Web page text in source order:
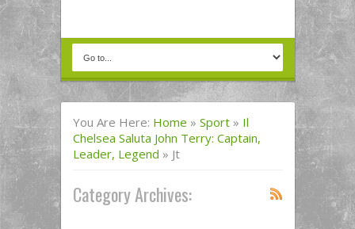
You Are Here: Home » Sport » Il
Chelsea Saluta John Terry: Captain,
Leader, Legend » Jt
Category Archives: